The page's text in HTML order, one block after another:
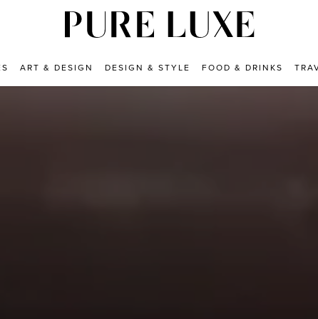
ART & DESIGN DESIGN & STYLE FOOD & DRINKS